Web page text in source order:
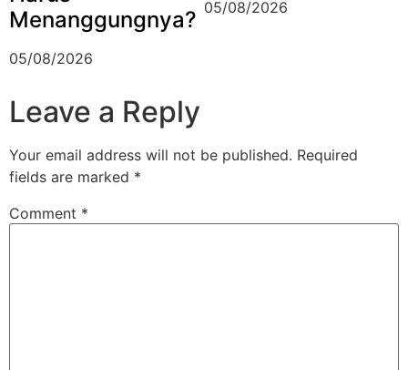
Menanggungnya?
05/08/2026
05/08/2026
Leave a Reply
Your email address will not be published. Required
fields are marked *
Comment *